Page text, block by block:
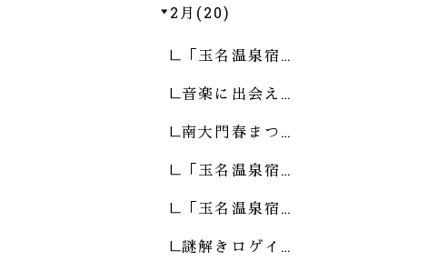
2月(20)
「玉名温泉宿…
音楽に出会え…
南大門春まつ…
「玉名温泉宿…
「玉名温泉宿…
謎解きロゲイ…